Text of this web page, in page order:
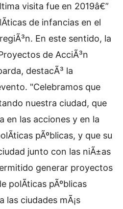
visita fue en 2019â€”
de infancias en el
En este sentido, la
de AcciÃ³n
destacÃ³ la
"Celebramos que
nuestra ciudad, que
en las acciones y en la
pÃºblicas, y que su
junto con las niÃ±as
generar proyectos
polÃ­ticas pÃºblicas
las ciudades mÃ¡s